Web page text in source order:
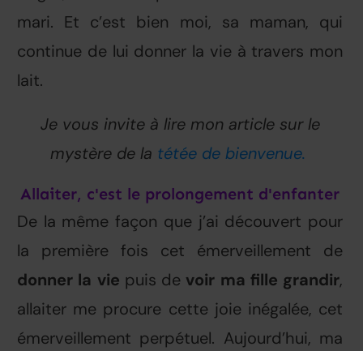
mari. Et c’est bien moi, sa maman, qui
continue de lui donner la vie à travers mon
lait.
Je vous invite à lire mon article sur le
mystère de la tétée de bienvenue.
Allaiter, c'est le prolongement d'enfanter
De la même façon que j’ai découvert pour
la première fois cet émerveillement de
donner la vie puis de voir ma fille grandir,
allaiter me procure cette joie inégalée, cet
émerveillement perpétuel. Aujourd’hui, ma